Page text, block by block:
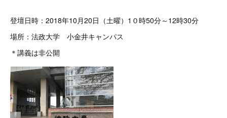
登壇日時：2018年10月20日（土曜）1０時50分～12時30分
場所：法政大学 小金井キャンパス
＊講義は非公開